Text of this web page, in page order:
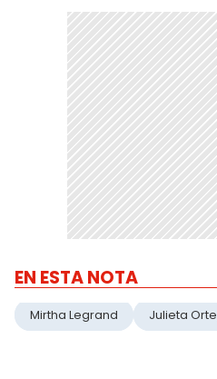
EN ESTA NOTA
Mirtha Legrand Julieta